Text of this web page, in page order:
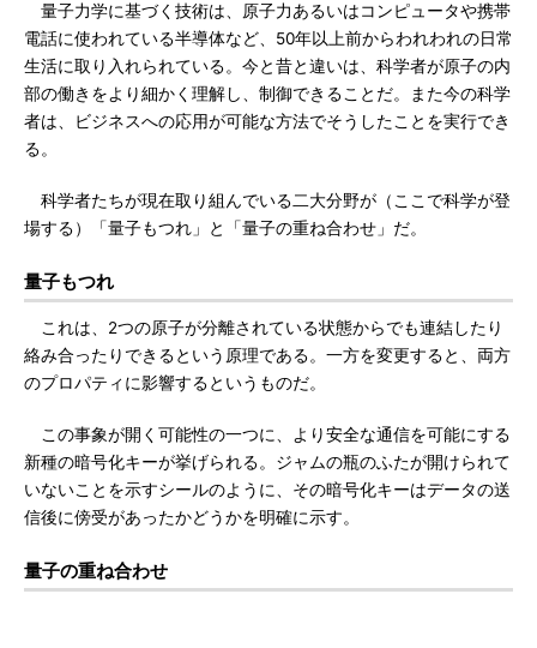
量子力学に基づく技術は、原子力あるいはコンピュータや携帯
電話に使われている半導体など、50年以上前からわれわれの日常
生活に取り入れられている。今と昔と違いは、科学者が原子の内
部の働きをより細かく理解し、制御できることだ。また今の科学
者は、ビジネスへの応用が可能な方法でそうしたことを実行でき
る。
科学者たちが現在取り組んでいる二大分野が（ここで科学が登
場する）「量子もつれ」と「量子の重ね合わせ」だ。
量子もつれ
これは、2つの原子が分離されている状態からでも連結したり
絡み合ったりできるという原理である。一方を変更すると、両方
のプロパティに影響するというものだ。
この事象が開く可能性の一つに、より安全な通信を可能にする
新種の暗号化キーが挙げられる。ジャムの瓶のふたが開けられて
いないことを示すシールのように、その暗号化キーはデータの送
信後に傍受があったかどうかを明確に示す。
量子の重ね合わせ